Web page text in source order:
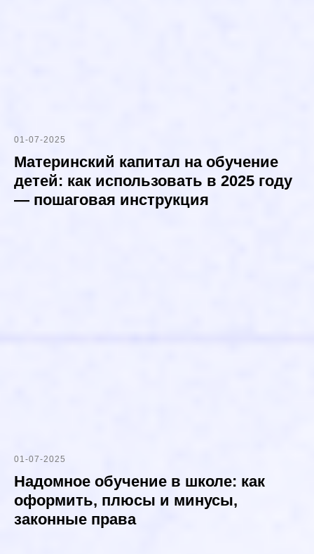
01-07-2025
Материнский капитал на обучение
детей: как использовать в 2025 году
— пошаговая инструкция
01-07-2025
Надомное обучение в школе: как
оформить, плюсы и минусы,
законные права